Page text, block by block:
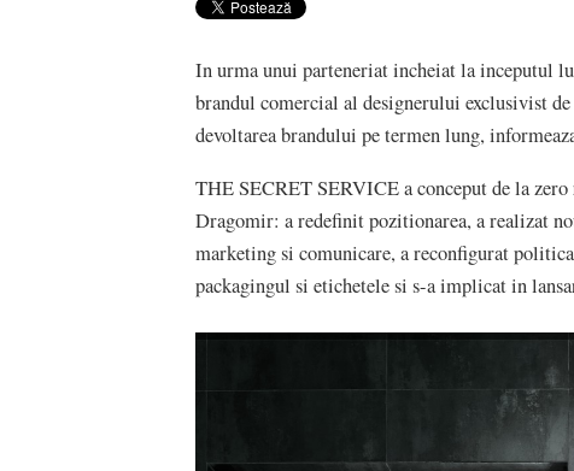
In urma unui parteneriat incheiat la inceputul
brandul comercial al designerului exclusivist
devoltarea brandului pe termen lung,
THE SECRET SERVICE a conceput de la
Dragomir: a redefinit pozitionarea, a realizat
marketing si comunicare, a reconfigurat
packagingul si etichetele si s-a implicat in